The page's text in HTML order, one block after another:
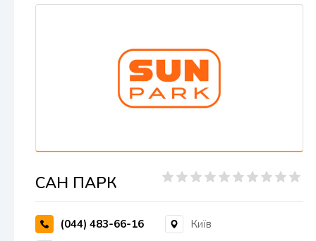
САН ПАРК
(044) 483-66-16
Київ